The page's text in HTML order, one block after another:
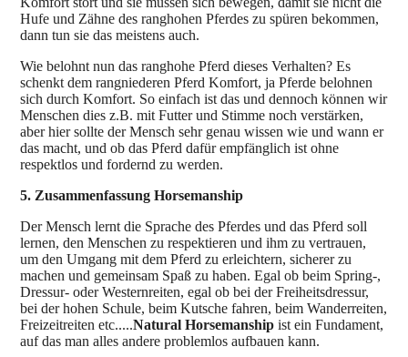
Hufe und Zähne des ranghohen Pferdes zu spüren bekommen,
dann tun sie das meistens auch.
Wie belohnt nun das ranghohe Pferd dieses Verhalten? Es
schenkt dem rangniederen Pferd Komfort, ja Pferde belohnen
sich durch Komfort. So einfach ist das und dennoch können wir
Menschen dies z.B. mit Futter und Stimme noch verstärken,
aber hier sollte der Mensch sehr genau wissen wie und wann er
das macht, und ob das Pferd dafür empfänglich ist ohne
respektlos und fordernd zu werden.
5. Zusammenfassung Horsemanship
Der Mensch lernt die Sprache des Pferdes und das Pferd soll
lernen, den Menschen zu respektieren und ihm zu vertrauen,
um den Umgang mit dem Pferd zu erleichtern, sicherer zu
machen und gemeinsam Spaß zu haben. Egal ob beim Spring-,
Dressur- oder Westernreiten, egal ob bei der Freiheitsdressur,
bei der hohen Schule, beim Kutsche fahren, beim Wanderreiten,
Freizeitreiten etc.....Natural Horsemanshipist ein Fundament,
auf das man alles andere problemlos aufbauen kann.